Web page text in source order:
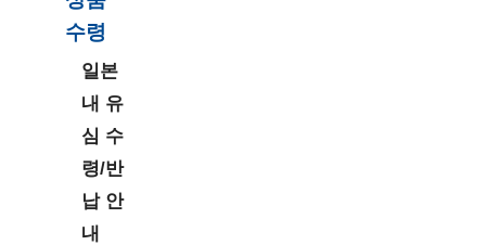
수령
일본
내 유
심 수
령/반
납 안
내